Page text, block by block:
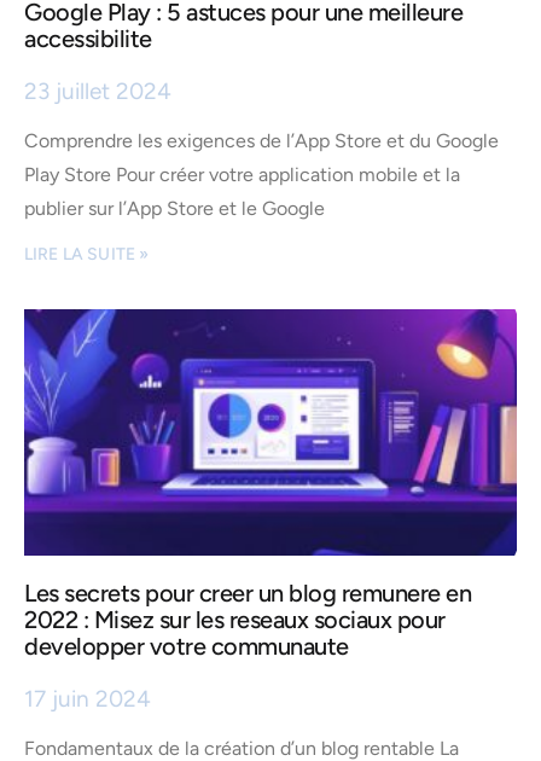
Google Play : 5 astuces pour une meilleure
accessibilite
23 juillet 2024
Comprendre les exigences de l’App Store et du Google
Play Store Pour créer votre application mobile et la
publier sur l’App Store et le Google
LIRE LA SUITE »
Les secrets pour creer un blog remunere en
2022 : Misez sur les reseaux sociaux pour
developper votre communaute
17 juin 2024
Fondamentaux de la création d’un blog rentable La